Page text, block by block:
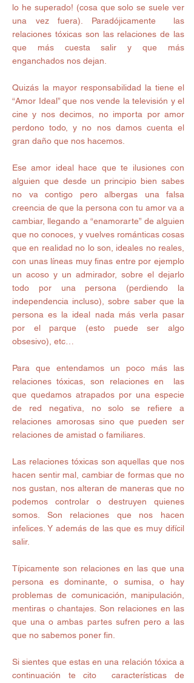
lo he superado! (cosa que solo se suele ver
una vez fuera). Paradójicamente  las
relaciones tóxicas son las relaciones de las
que más cuesta salir y que más
enganchados nos dejan.
Quizás la mayor responsabilidad la tiene el
“Amor Ideal” que nos vende la televisión y el
cine y nos decimos, no importa por amor
perdono todo, y no nos damos cuenta el
gran daño que nos hacemos.
Ese amor ideal hace que te ilusiones con
alguien que desde un principio bien sabes
no va contigo pero albergas una falsa
creencia de que la persona con tu amor va a
cambiar, llegando a “enamorarte” de alguien
que no conoces, y vuelves románticas cosas
que en realidad no lo son, ideales no reales,
con unas líneas muy finas entre por ejemplo
un acoso y un admirador, sobre el dejarlo
todo por una persona (perdiendo la
independencia incluso), sobre saber que la
persona es la ideal nada más verla pasar
por el parque (esto puede ser algo
obsesivo), etc…
Para que entendamos un poco más las
relaciones tóxicas, son relaciones en  las
que quedamos atrapados por una especie
de red negativa, no solo se refiere a
relaciones amorosas sino que pueden ser
relaciones de amistad o familiares.
Las relaciones tóxicas son aquellas que nos
hacen sentir mal, cambiar de formas que no
nos gustan, nos alteran de maneras que no
podemos controlar o destruyen quienes
somos. Son relaciones que nos hacen
infelices. Y además de las que es muy difícil
salir.
Típicamente son relaciones en las que una
persona es dominante, o sumisa, o hay
problemas de comunicación, manipulación,
mentiras o chantajes. Son relaciones en las
que una o ambas partes sufren pero a las
que no sabemos poner fin.
Si sientes que estas en una relación tóxica a
continuación te cito  características de